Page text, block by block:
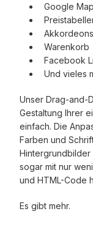
Google
Akkordeons
Warenkorb
Facebook
Und vieles
Unser Drag-and-
Gestaltung Ihrer
einfach. Die
Farben und
Hintergrundbilder
sogar mit nur
und HTML-Code
Es gibt mehr.